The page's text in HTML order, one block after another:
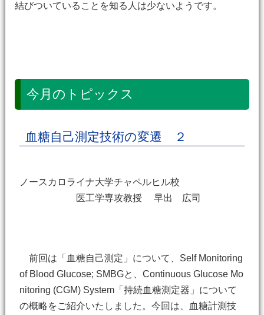
結びついていることを知る人は少ないようです。
今月のトピックス
血糖自己測定技術の変遷 ２
ノースカロライナ大学チャペルヒル校
医工学専攻教授 早出 広司
前回は「血糖自己測定」について、Self Monitoring
of Blood Glucose; SMBGと、Continuous Glucose Mo
nitoring (CGM) System「持続血糖測定器」について
の概略をご紹介いたしました。今回は、血糖計測技